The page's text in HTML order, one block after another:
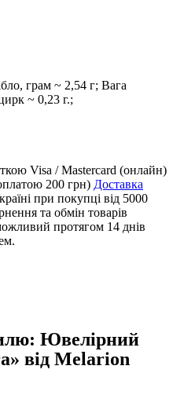
грам ~ 2,54 г; Вага
~ 0,23 г.;
Visa / Mastercard (онлайн)
200 грн) Доставка
при покупці від 5000
та обмін товарів
протягом 14 днів
Ювелірний
від Melarion